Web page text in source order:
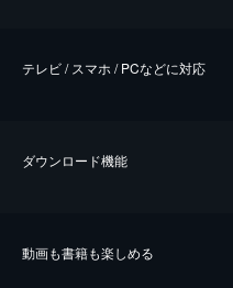
テレビ / スマホ / PCなどに対応
ダウンロード機能
動画も書籍も楽しめる